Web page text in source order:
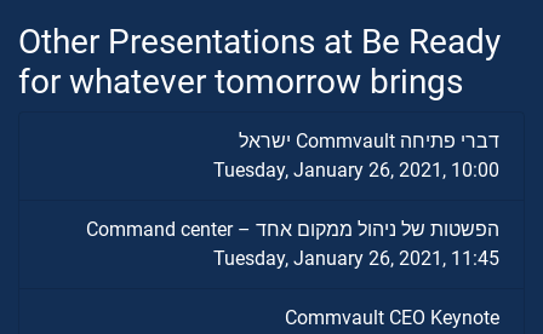
Other Presentations at Be Ready
for whatever tomorrow brings
דברי פתיחה Commvault ישראל
Tuesday, January 26, 2021, 10:00
הפשטות של ניהול ממקום אחד – Command center
Tuesday, January 26, 2021, 11:45
Commvault CEO Keynote